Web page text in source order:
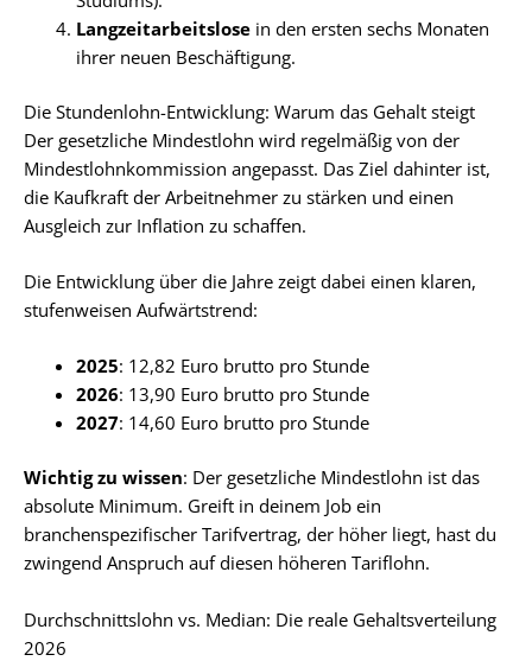
Langzeitarbeitslosein den ersten sechs Monaten
ihrer neuen Beschäftigung.
Die Stundenlohn-Entwicklung: Warum das Gehalt steigt
Der gesetzliche Mindestlohn wird regelmäßig von der
Mindestlohnkommission angepasst. Das Ziel dahinter ist,
die Kaufkraft der Arbeitnehmer zu stärken und einen
Ausgleich zur Inflation zu schaffen.
Die Entwicklung über die Jahre zeigt dabei einen klaren,
stufenweisen Aufwärtstrend:
2025: 12,82 Euro brutto pro Stunde
2026: 13,90 Euro brutto pro Stunde
2027: 14,60 Euro brutto pro Stunde
Wichtig zu wissen: Der gesetzliche Mindestlohn ist das
absolute Minimum. Greift in deinem Job ein
branchenspezifischer Tarifvertrag, der höher liegt, hast du
zwingend Anspruch auf diesen höheren Tariflohn.
Durchschnittslohn vs. Median: Die reale Gehaltsverteilung
2026